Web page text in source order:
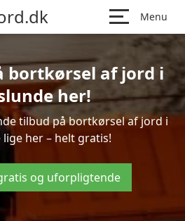
Menu
bortkørsel af jord i
her!
tilbud på bortkørsel af jord i
lige her – helt gratis!
og uforpligtende